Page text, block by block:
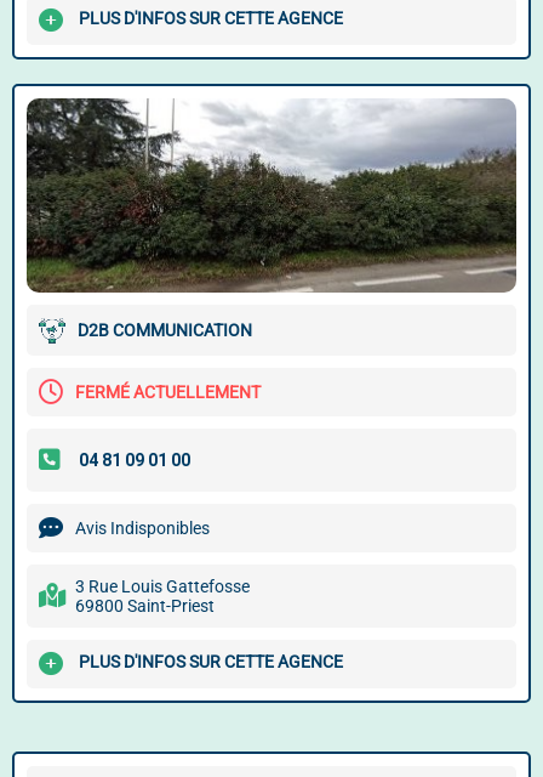
PLUS D'INFOS SUR CETTE AGENCE
D2B COMMUNICATION
FERMÉ ACTUELLEMENT
Avis Indisponibles
3 Rue Louis Gattefosse
69800 Saint-Priest
PLUS D'INFOS SUR CETTE AGENCE